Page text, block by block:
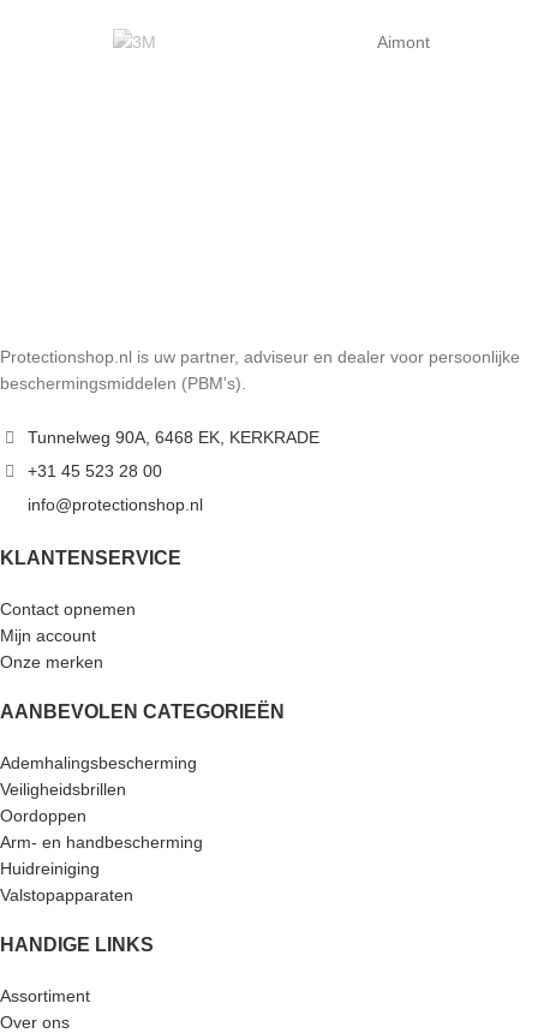
Aimont
Protectionshop.nl is uw partner, adviseur en dealer voor persoonlijke
beschermingsmiddelen (PBM's).
Tunnelweg 90A, 6468 EK, KERKRADE
+31 45 523 28 00
info@protectionshop.nl
KLANTENSERVICE
Contact opnemen
Mijn account
Onze merken
AANBEVOLEN CATEGORIEËN
Ademhalingsbescherming
Veiligheidsbrillen
Oordoppen
Arm- en handbescherming
Huidreiniging
Valstopapparaten
HANDIGE LINKS
Assortiment
Over ons